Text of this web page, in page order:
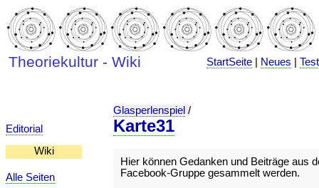
Theoriekultur - Wiki StartSeite Neues |
Editorial
Wiki
Alle Seiten
Glasperlenspiel /
Karte31
Hier können Gedanken und Beiträge aus
Facebook-Gruppe gesammelt werden.